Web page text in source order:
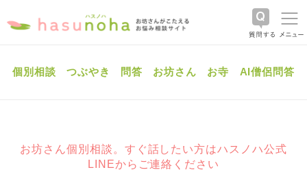
個別相談 つぶやき 問答 お坊さん お寺 AI僧侶問答
お坊さん個別相談。すぐ話したい方はハスノハ公式
LINEからご連絡ください